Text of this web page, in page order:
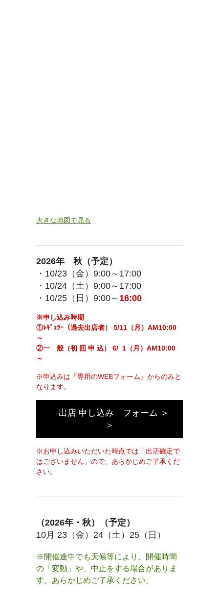
大きな地図で見る
2026年 秋（予定）
・10/23（金）9:00～17:00
・10/24（土）9:00～17:00
・10/25（日）9:00～ 16:00
※申し込み時期
①ﾚｷﾞｭﾗｰ（過去出店者） 5/11（月）AM10:00
～
②一 般（初 回 申 込） 6/ 1（月）AM10:00
～
※申込みは『専用のWEBフォーム』からのみと
なります。
出店 申し込み フォーム ＞
＞
※お申し込みいただいた時点では「出店確定で
はございません」ので、あらかじめご了承くだ
さい。
（2026年・秋）（予定）
10月 23（金）24（土）25（日）
※開催途中でも天候等により、開催時間
の「変動」や、中止をする場合がありま
す。あらかじめご了承ください。